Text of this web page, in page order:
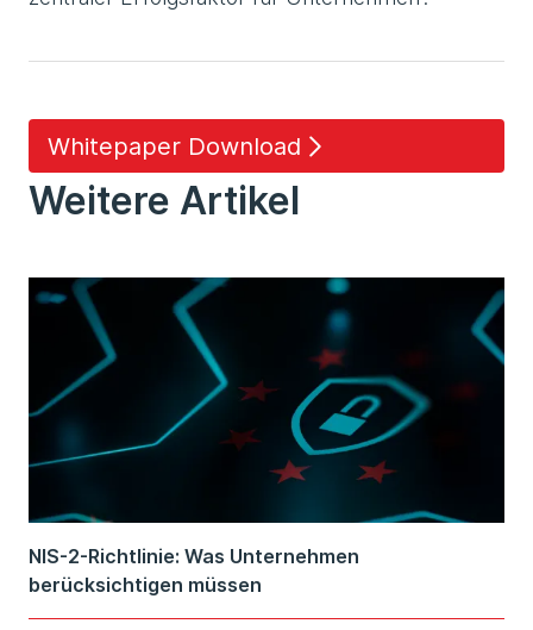
Whitepaper Download
Weitere Artikel
NIS-2-Richtlinie: Was Unternehmen
berücksichtigen müssen